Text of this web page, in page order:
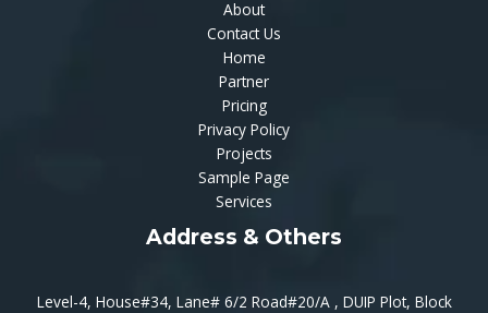
About
Contact Us
Home
Partner
Pricing
Privacy Policy
Projects
Sample Page
Services
Address & Others
Level-4, House#34, Lane# 6/2 Road#20/A , DUIP Plot, Block